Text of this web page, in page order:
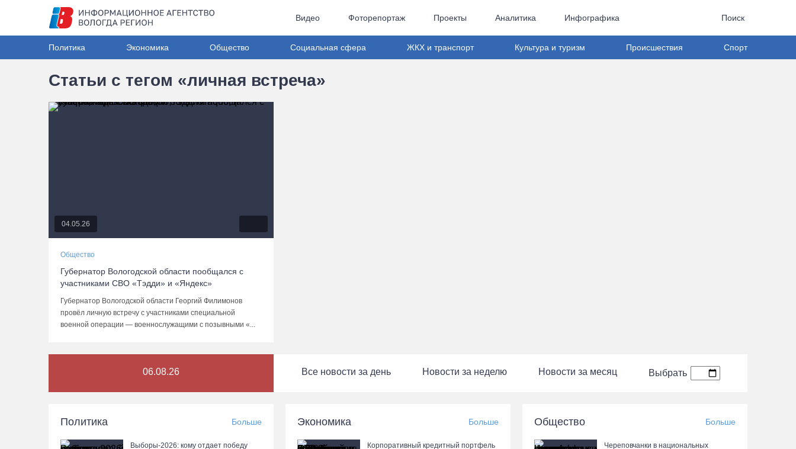
Видео Фоторепортаж Проекты Аналитика Инфографика Поиск
Политика Экономика Общество Социальная сфера ЖКХ и транспорт Культура и туризм Происшествия Спорт
Статьи с тегом «личная встреча»
04.05.26
Общество
Губернатор Вологодской области пообщался с
участниками СВО «Тэдди» и «Яндекс»
Губернатор Вологодской области Георгий Филимонов
провёл личную встречу с участниками специальной
военной операции — военнослужащими с позывными «...
06.08.26 Все новости за день Новости за неделю Новости за месяц Выбрать
Политика Больше
Выборы-2026: кому отдает победу
Экономика Больше
Корпоративный кредитный портфель
Общество Больше
Череповчанки в национальных